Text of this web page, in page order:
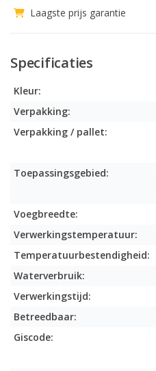
Laagste prijs garantie
Specificaties
Kleur:
Verpakking:
Verpakking / pallet:
Toepassingsgebied:
Voegbreedte:
Verwerkingstemperatuur:
Temperatuurbestendigheid:
Waterverbruik:
Verwerkingstijd:
Betreedbaar:
Giscode: